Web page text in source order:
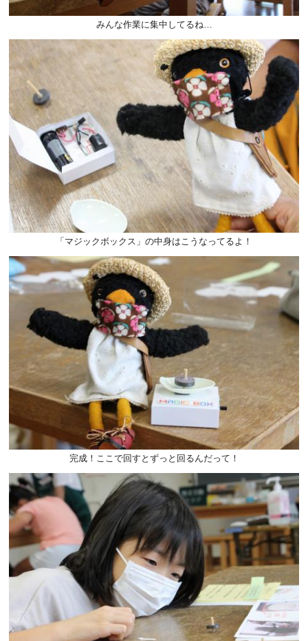
みんな作業に集中してるね…
「マジックボックス」の中身はこうなってるよ！
完成！ここで回すとずっと回るんだって！